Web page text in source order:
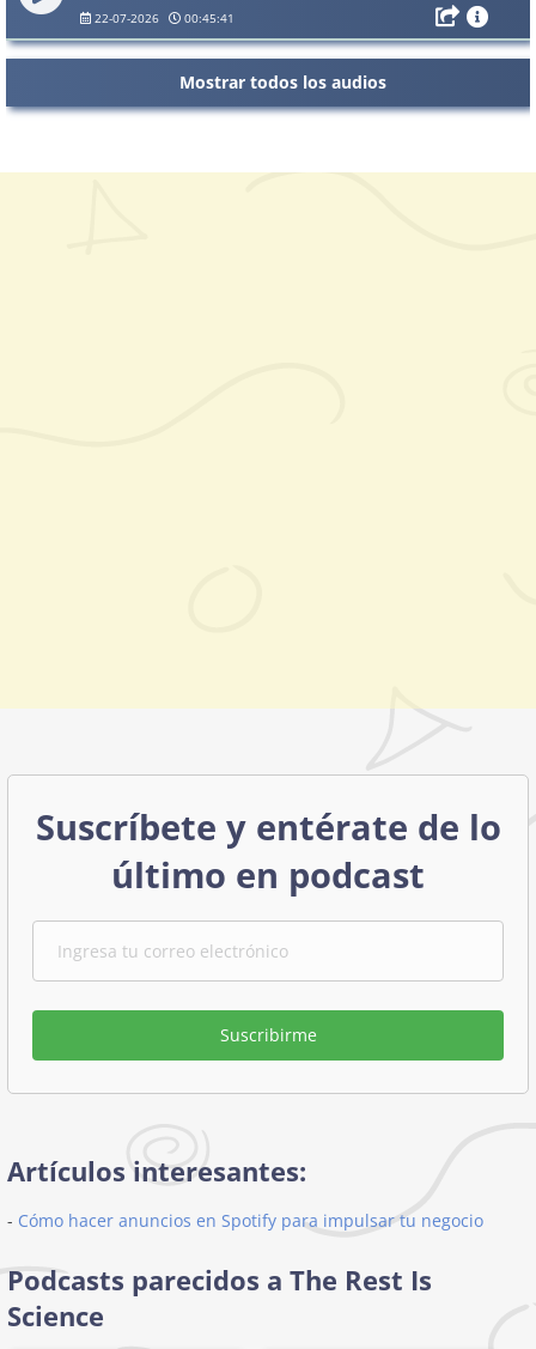
22-07-2026 00:45:41
Mostrar todos los audios
Suscríbete y entérate de lo
último en podcast
Suscribirme
Artículos interesantes:
- Cómo hacer anuncios en Spotify para impulsar tu negocio
Podcasts parecidos a The Rest Is
Science